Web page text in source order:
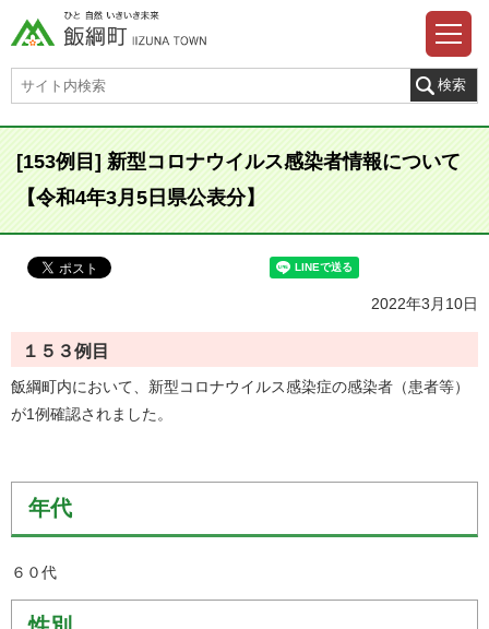
[153例目] 新型コロナウイルス感染者情報について
【令和4年3月5日県公表分】
2022年3月10日
１５３例目
飯綱町内において、新型コロナウイルス感染症の感染者（患者等）
が1例確認されました。
年代
６０代